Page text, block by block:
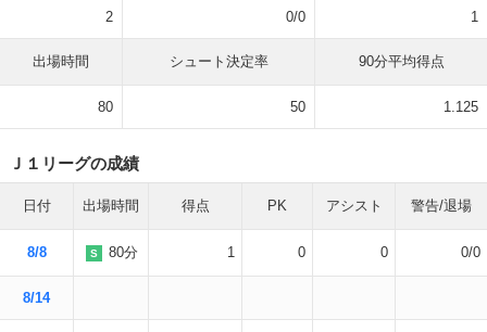
2 0/0 1
出場時間 シュート決定率 90分平均得点
80 50 1.125
Ｊ１リーグの成績
日付 出場時間 得点 PK アシスト 警告/退場
8/8 S 80分 1 0 0 0/0
8/14